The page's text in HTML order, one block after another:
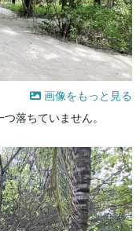
画像をもっと見る
落ちていません。